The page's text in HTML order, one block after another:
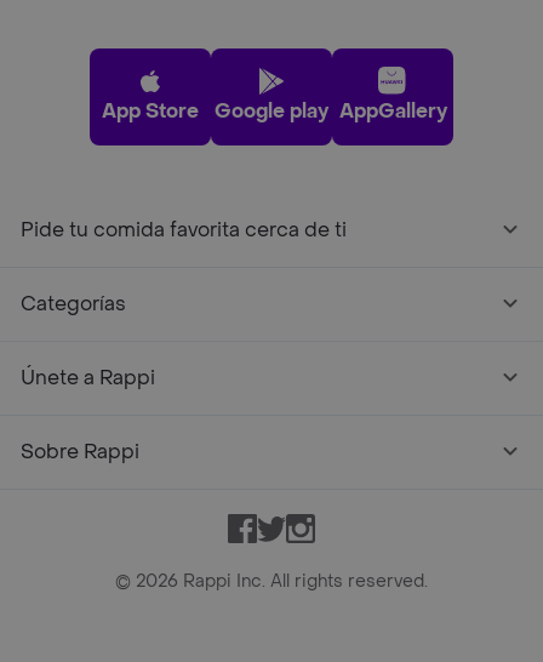
App Store Google play AppGallery
Pide tu comida favorita cerca de ti
Categorías
Únete a Rappi
Sobre Rappi
Facebook
TwitterInstagram
© 2026 Rappi Inc. All rights reserved.